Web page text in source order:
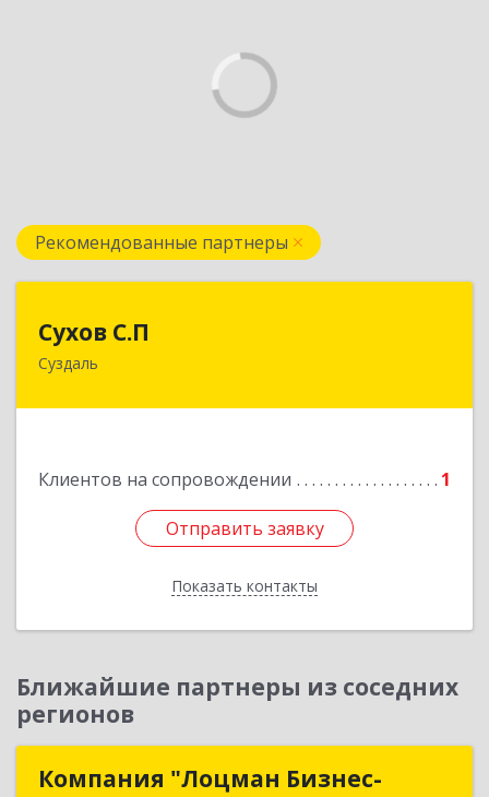
Рекомендованные партнеры
Сухов С.П
Суздаль
Клиентов на сопровождении 1
Отправить заявку
Показать контакты
Отправить заявку
Назад
Ближайшие партнеры из соседних
регионов
Компания "Лоцман Бизнес-
Компания "Лоцман Бизнес-